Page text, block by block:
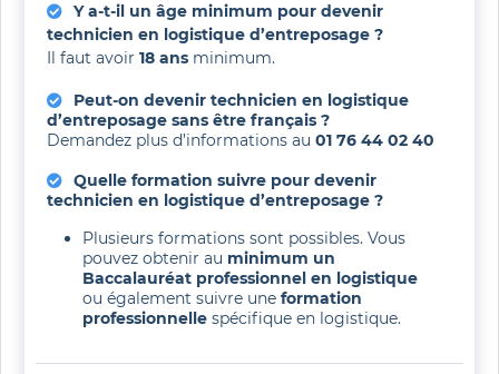
Y a-t-il un âge minimum pour devenir
technicien en logistique d’entreposage ?
Il faut avoir 18 ans minimum.
Peut-on devenir technicien en logistique
d’entreposage sans être français ?
Demandez plus d’informations au 01 76 44 02 40
Quelle formation suivre pour devenir
technicien en logistique d’entreposage ?
Plusieurs formations sont possibles. Vous
pouvez obtenir au minimum un
Baccalauréat professionnel en logistique
ou également suivre une formation
professionnelle spécifique en logistique.